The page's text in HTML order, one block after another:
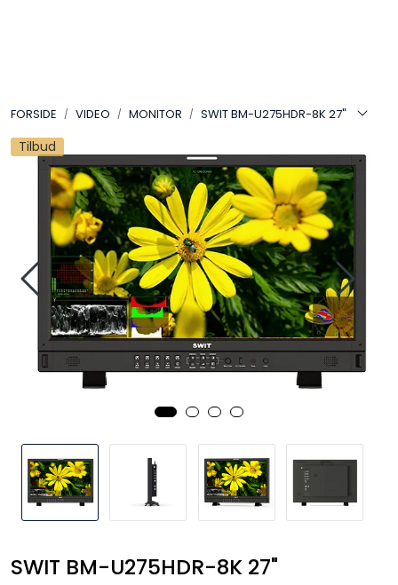
FORSIDE VIDEO MONITOR SWIT BM-U275HDR-8K 27"
Tilbud
SWIT BM-U275HDR-8K 27"
LYD
TILBEHØR
VAREMERKER
AKTUELT
BRUKT